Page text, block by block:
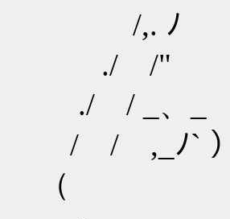
/,. ﾉ
./ /"
./ / _、
/ / ,_ﾉ` ）
（